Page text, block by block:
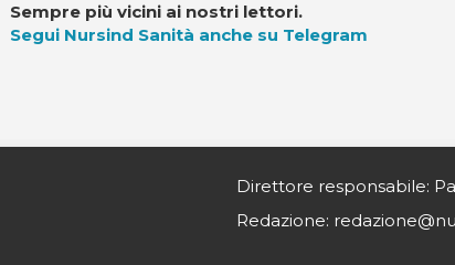
Sempre più vicini ai nostri lettori.
Segui Nursind Sanità anche su Telegram
Direttore responsabile:
Redazione: